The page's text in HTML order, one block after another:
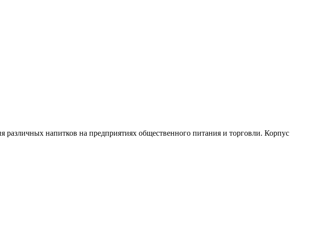
различных напитков на предприятиях общественного питания и торговли. Корпус